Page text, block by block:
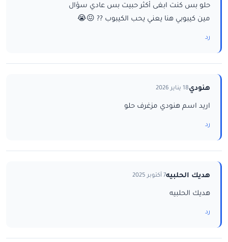
حلو بس كنت ابغى أكثر حبيت بس عادي سؤال
مين كيبوبي هنا يعني يحب الكيبوب ?? 😖😭
رد
هنودي18 يناير 2026
اريد اسم هنودي مزغرف حلو
رد
هديك الحلبيه7 أكتوبر 2025
هديك الحلبيه
رد